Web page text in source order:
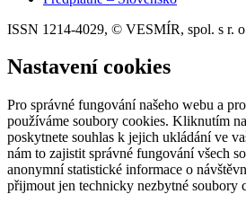
ISSN 1214-4029, © VESMÍR, spol. s r.
Nastavení cookies
Pro správné fungování našeho webu a
používáme soubory cookies. Kliknutím
poskytnete souhlas k jejich ukládání ve
nám to zajistit správné fungování všech
anonymní statistické informace o
přijmout jen technicky nezbytné soubory